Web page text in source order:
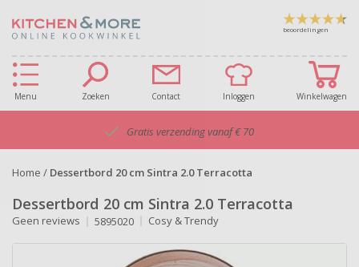
beoordelingen
Menu Zoeken Contact Inloggen Winkelwagen
Gratis verzending vanaf € 70
Home / Dessertbord 20 cm Sintra 2.0 Terracotta
Dessertbord 20 cm Sintra 2.0 Terracotta
Geen reviews 5895020 Cosy & Trendy